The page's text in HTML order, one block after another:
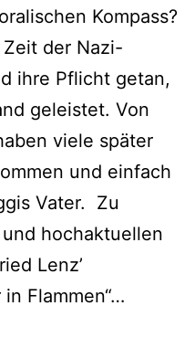
Kompass?
der Nazi-
ihre Pflicht getan,
geleistet. Von
viele später
und einfach
Vater. Zu
hochaktuellen
Lenz’
Flammen“…